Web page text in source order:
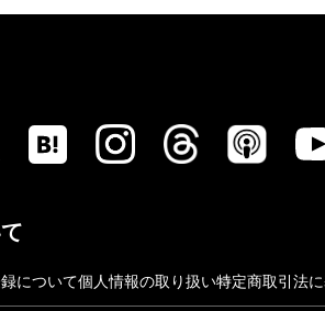
について個人情報の取り扱い特定商取引法